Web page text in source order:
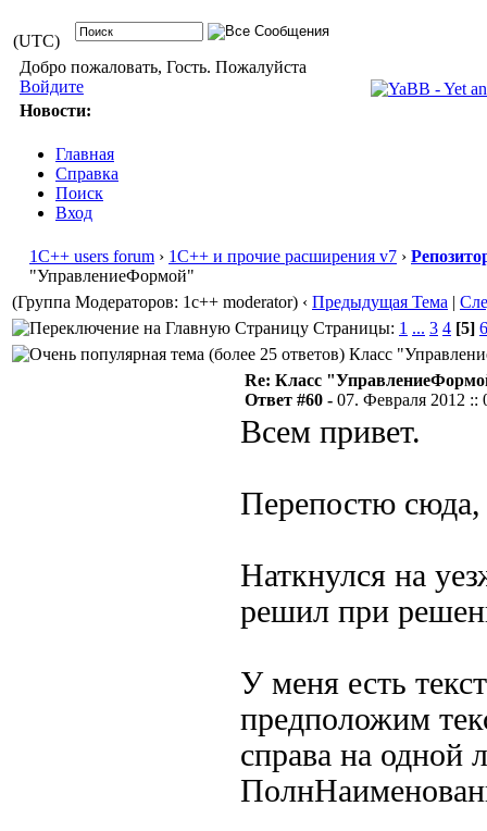
(UTC)
Добро пожаловать, Гость. Пожалуйста
Войдите
Новости:
Главная
Справка
Поиск
Вход
1С++ users forum › 1С++ и прочие расширения v7 ›
"УправлениеФормой"
(Группа Модераторов: 1c++ moderator) ‹ Предыдущая Тема |
Страницы: 1 ... 3 4 [5] 6
Класс
Re: Класс
Ответ #60 - 07. Февраля 2012 ::
Всем привет.
Перепостю сюда,
Наткнулся на
решил при
У меня есть
предположим
справа на одной